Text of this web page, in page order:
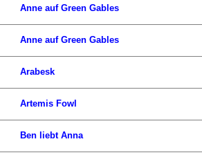
Anne auf Green Gables
Anne auf Green Gables
Arabesk
Artemis Fowl
Ben liebt Anna